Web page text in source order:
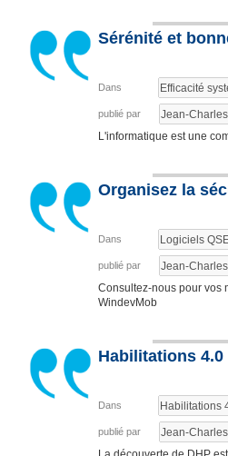
Sérénité et
Dans
publié par
L'informatique est une
Organisez la
Dans
publié par
Consultez-nous pour vos
WindevMob
Habilitations 4.0
Dans
publié par